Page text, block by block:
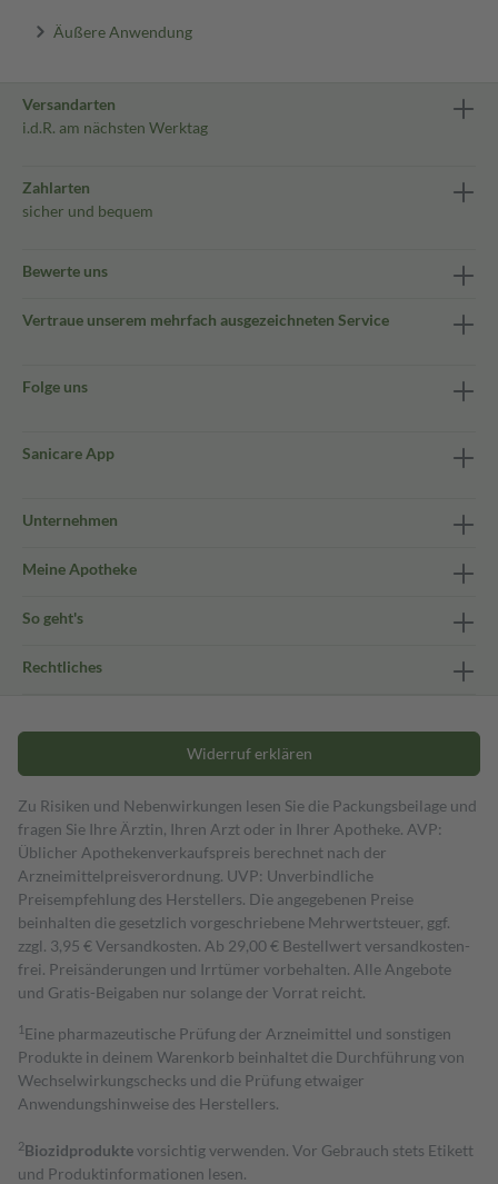
Äußere Anwendung
Versandarten
i.d.R. am nächsten Werktag
Zahlarten
sicher und bequem
Bewerte uns
Vertraue unserem mehrfach ausgezeichneten Service
Folge uns
Sanicare App
Unternehmen
Meine Apotheke
So geht's
Rechtliches
Widerruf erklären
Zu Risiken und Nebenwirkungen lesen Sie die Packungsbeilage und
fragen Sie Ihre Ärztin, Ihren Arzt oder in Ihrer Apotheke. AVP:
Üblicher Apothekenverkaufspreis berechnet nach der
Arzneimittelpreisverordnung. UVP: Unverbindliche
Preisempfehlung des Herstellers. Die angegebenen Preise
beinhalten die gesetzlich vorgeschriebene Mehrwertsteuer, ggf.
zzgl. 3,95 € Versandkosten. Ab 29,00 € Bestell­wert versand­kosten­
frei. Preisänderungen und Irrtümer vorbehalten. Alle Angebote
und Gratis-Beigaben nur solange der Vorrat reicht.
1 Eine pharmazeutische Prüfung der Arzneimittel und sonstigen
Produkte in deinem Warenkorb beinhaltet die Durchführung von
Wechselwirkungschecks und die Prüfung etwaiger
Anwendungshinweise des Herstellers.
2Biozidproduktevorsichtig verwenden. Vor Gebrauch stets Etikett
und Produktinformationen lesen.